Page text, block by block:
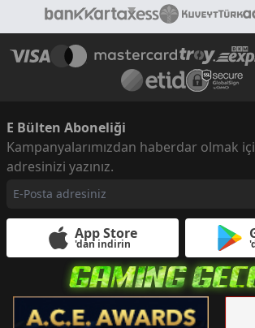
E Bülten Aboneliği
Kampanyalarımızdan haberdar olmak
adresinizi yazınız.
App Store
'dan indirin